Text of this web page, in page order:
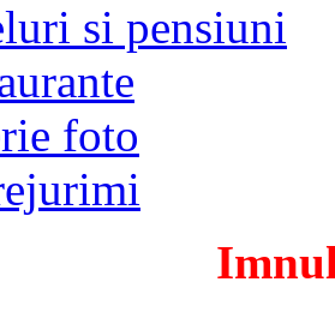
si pensiuni
foto